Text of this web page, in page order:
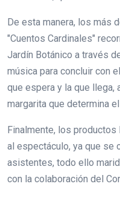
De esta manera, los más
"Cuentos Cardinales"
Jardín Botánico a través
música para concluir con
que espera y la que llega,
margarita que determina
Finalmente, los
al espectáculo, ya que se
asistentes, todo ello
con la colaboración del